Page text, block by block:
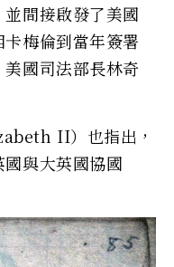
間接啟發了美國
梅倫到當年簽署
國司法部長林奇
II）也指出，
國與大英國協國